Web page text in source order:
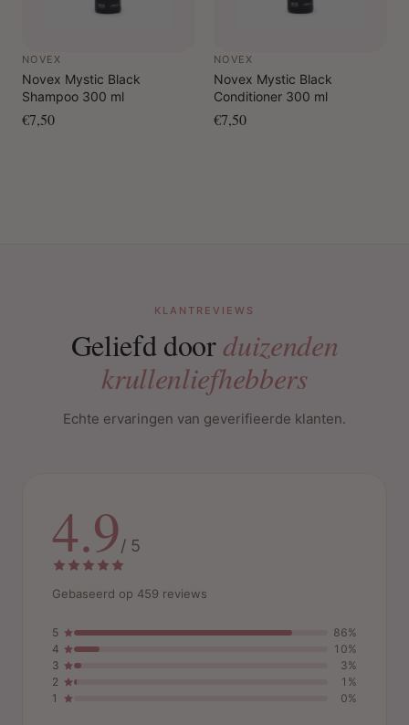
NOVEX
Novex Mystic Black
Shampoo 300 ml
€7,50
NOVEX
Novex Mystic Black
Conditioner 300 ml
€7,50
KLANTREVIEWS
Geliefd doorduizenden
krullenliefhebbers
Echte ervaringen van geverifieerde klanten.
4.9/ 5
Gebaseerd op 459 reviews
5
86%
4
10%
3
3%
2
1%
1
0%